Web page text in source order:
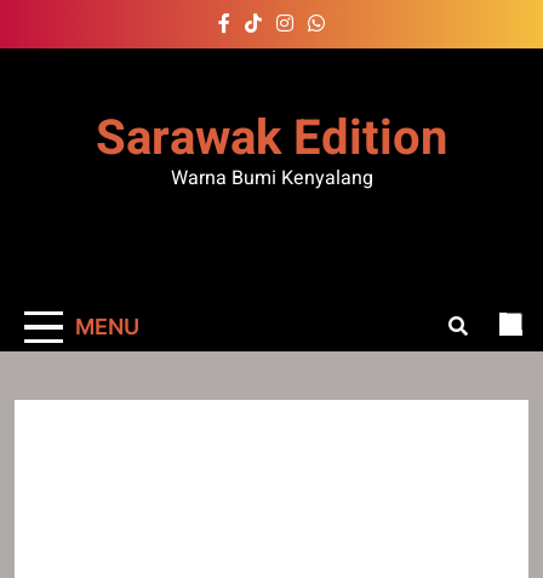
to
Sarawak Edition
Warna Bumi Kenyalang
MENU